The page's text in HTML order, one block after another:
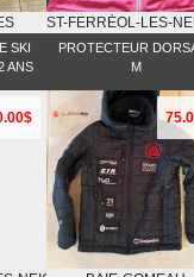
SKI
ANS
ST-FERRĖOL-LES-
PROTECTEUR
M